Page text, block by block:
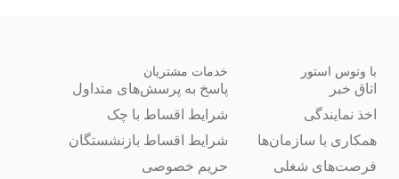
با وتوس استور
اتاق خبر
اخذ نمایندگی
همکاری با سازمان‌ها
فرصت‌های شغلی
خدمات مشتریان
پاسخ به پرسش‌های متداول
شرایط اقساط با چک
شرایط اقساط بازنشستگان
حریم خصوصی